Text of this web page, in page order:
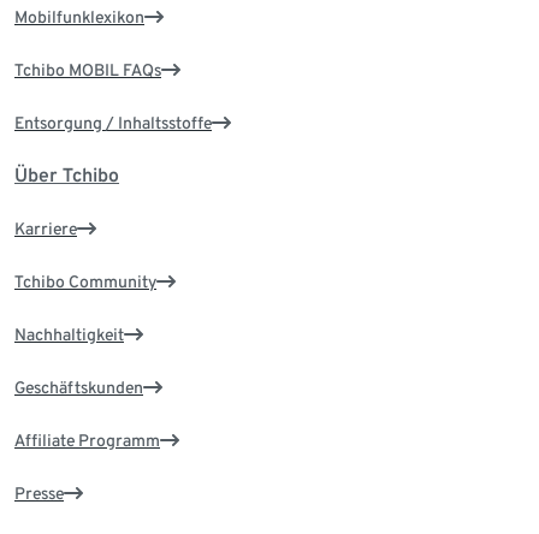
Mobilfunklexikon
Tchibo MOBIL FAQs
Entsorgung / Inhaltsstoffe
Über Tchibo
Karriere
Tchibo Community
Nachhaltigkeit
Geschäftskunden
Affiliate Programm
Presse